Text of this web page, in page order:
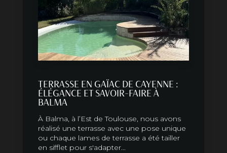
TERRASSE EN GAÏAC DE CAYENNE :
ÉLÉGANCE ET SAVOIR-FAIRE À
BALMA
À Balma, à l’Est de Toulouse, nous avons
réalisé une terrasse avec une pose unique
ou chaque lames de terrasse a été tailler
en sifflet pour s'adapter...